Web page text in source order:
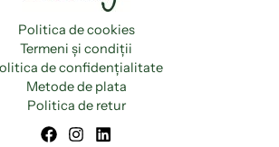
Politica de cookies
Termeni și condiții
de confidențialitate
Metode de plata
Politica de retur